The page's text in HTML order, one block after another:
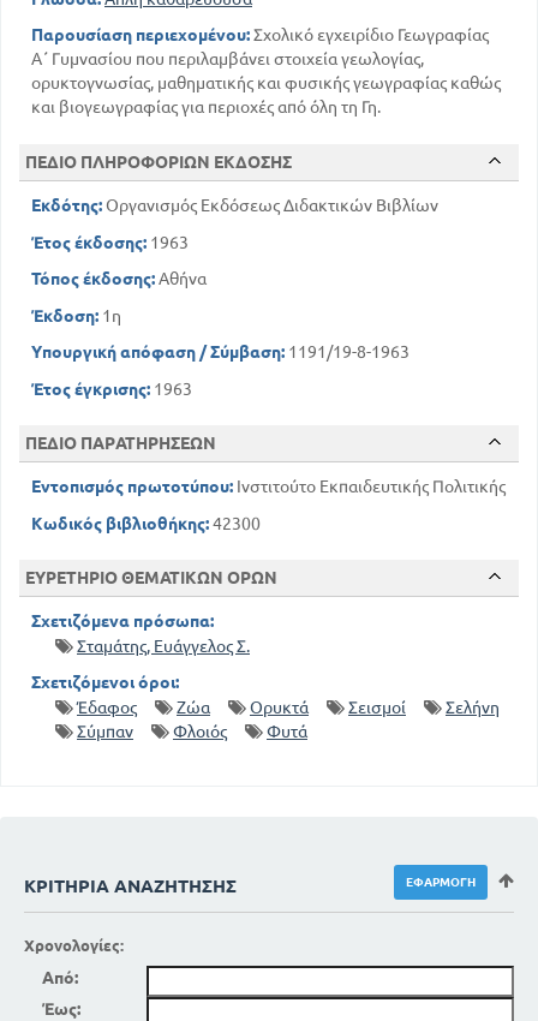
Παρουσίαση περιεχομένου:Σχολικό εγχειρίδιο Γεωγραφίας
Α΄ Γυμνασίου που περιλαμβάνει στοιχεία γεωλογίας,
ορυκτογνωσίας, μαθηματικής και φυσικής γεωγραφίας καθώς
και βιογεωγραφίας για περιοχές από όλη τη Γη.
ΠΕΔΙΟ ΠΛΗΡΟΦΟΡΙΩΝ ΕΚΔΟΣΗΣ
Εκδότης:Οργανισμός Εκδόσεως Διδακτικών Βιβλίων
Έτος έκδοσης: 1963
Τόπος έκδοσης:Αθήνα
Έκδοση: 1η
Υπουργική απόφαση / Σύμβαση: 1191/19-8-1963
Έτος έγκρισης: 1963
ΠΕΔΙΟ ΠΑΡΑΤΗΡΗΣΕΩΝ
Εντοπισμός πρωτοτύπου: Ινστιτούτο Εκπαιδευτικής Πολιτικής
Κωδικός βιβλιοθήκης:42300
ΕΥΡΕΤΗΡΙΟ ΘΕΜΑΤΙΚΩΝ ΟΡΩΝ
Σχετιζόμενα πρόσωπα:
Σταμάτης, Ευάγγελος Σ.
Σχετιζόμενοι όροι:
Έδαφος
Ζώα Ορυκτά Σεισμοί
Σελήνη
Σύμπαν
Φλοιός Φυτά
ΚΡΙΤΉΡΙΑ ΑΝΑΖΉΤΗΣΗΣ
Χρονολογίες:
Από:
Έως: